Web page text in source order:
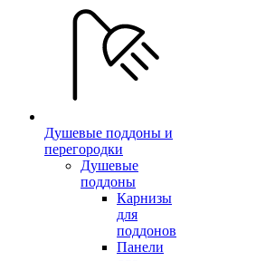
Душевые поддоны и
перегородки
Душевые
поддоны
Карнизы
для
поддонов
Панели